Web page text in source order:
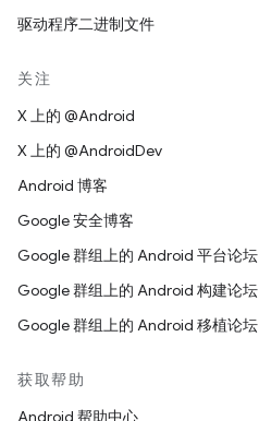
驱动程序二进制文件
关注
X 上的 @Android
X 上的 @AndroidDev
Android 博客
Google 安全博客
Google 群组上的 Android 平台论坛
Google 群组上的 Android 构建论坛
Google 群组上的 Android 移植论坛
获取帮助
Android 帮助中心